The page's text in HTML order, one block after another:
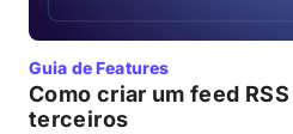
Guia de Features
Como criar um feed
terceiros